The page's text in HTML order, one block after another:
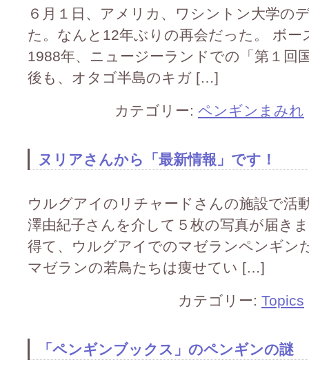
６月１日、アメリカ、ワシントン大学の
た。なんと12年ぶりの再会だった。 ボ
1988年、ニュージーランドでの「第１回
後も、オタゴ半島のキガ […]
カテゴリー: ペンギンまみれ
ヌリアさんから「最新情報」です！
ウルグアイのリチャードさんの施設で活
澤由紀子さんを介して５枚の写真が届き
得て、ウルグアイでのマゼランペンギン
マゼランの若鳥たちは痩せてい […]
カテゴリー: Topics
「ペンギンブックス」のペンギンの謎